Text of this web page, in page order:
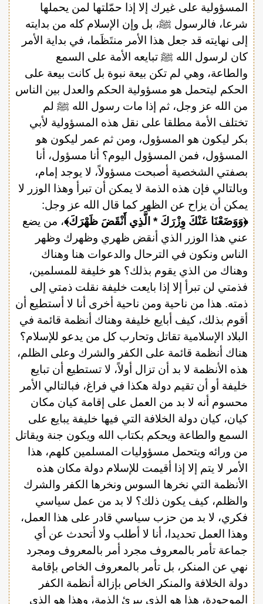
المسؤولية على غيرك إلا إذا حمّلتها لمن يحملها
شرعا، فالرسول ﷺ، بل وإن الإسلام كله من بدايته
إلى نهايته قد جعل هذا الأمر منتَظَما، في بداية الأمر
كان لرسول الله ﷺ تبايعه الأمة على السمع
والطاعة، وهي لم تكن بيعة نبوة بل كانت بيعة على
الحكم ليتحمل هو مسؤولية الحكم والعدل بين الناس
من الله عز وجل، ثم إذا مات رسول الله ﷺ لم
تختلف الأمة مطلقا على نقل هذه المسؤولية لأبي
بكر ليكون هو المسؤول، ومن ثم عمر ليكون هو
المسؤول، فمن المسؤول اليوم؟ أنا مسؤول، أنا
بصفتي الشخصية أصبحت مسؤولاً، لا يوجد إمام،
وبالتالي فإن هذه الذمة لا يمكن أن تبرأ وهذا الوزر لا
يمكن أن يزاح عن الظهر كما قال الله عز وجل:
﴿وَوَضَعْنَا عَنْكَ وِزْرَكَ * الَّذِي أَنْقَضَ ظَهْرَكَ﴾، من يضع
عني هذا الوزر الذي أنقض ظهري وظهرك وظهر
الناس ونكون في الترحال والدعوات هنا وهناك
وهناك من الذي يقوم بذلك؟ هو خليفة للمسلمين،
فذمتي لن تبرأ إلا إذا بايعت خليفة نقلت ذمتي إلى
ذمته. هذا من ناحية ومن ناحية أخرى أنا لا أستطيع أن
أقوم بذلك، كيف أبايع خليفة وهناك أنظمة قائمة في
البلاد الإسلامية تقاتل وتحارب كل من يدعو للإسلام؟
هناك أنظمة قائمة على الكفر والشرك وعلى الظلم،
هذه الأنظمة لا بد أن تزال أولاً، لا تستطيع أن تبايع
خليفة أو أن تقيم دولة هكذا في فراغ، فبالتالي الأمر
محسوم أنه لا بد من العمل على إقامة كيان مكان
كيان، كيان دولة الخلافة التي فيها خليفة يبايع على
السمع والطاعة ويحكم بكتاب الله ويكون جنة ويقاتل
من ورائه ويتحمل مسؤوليات المسلمين كلهم، هذا
الأمر لا يتم إلا إذا أقيمت للإسلام دولة مكان هذه
الأنظمة التي نخرها السوس ونخرها الكفر والشرك
والظلم، كيف يكون ذلك؟ لا بد من عمل سياسي
فكري، لا بد من حزب سياسي قادر على هذا العمل،
وهذا العمل تحديدا، أنا لا أطلب ولا أتحدث عن أي
جماعة تأمر بالمعروف مجرد أمر بالمعروف ومجرد
نهي عن المنكر، بل تأمر بالمعروف الخاص بإقامة
دولة الخلافة والمنكر الخاص بإزالة أنظمة الكفر
الموجودة، هذا هو الذي يبرئ الذمة، وهذا هو الذي